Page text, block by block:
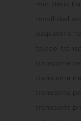
ministerio
movilidad
paqueteria
toledo
transporte
transporte
transporte
transporte